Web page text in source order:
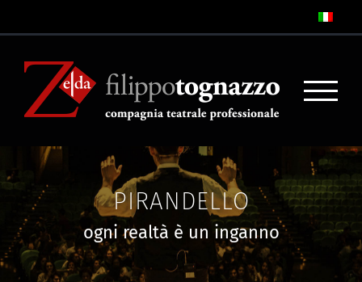
PIRANDELLO
ogni realtà è un inganno